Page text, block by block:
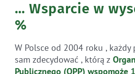
… Wsparcie w
%
W Polsce od 2004 roku ,
sam zdecydować , którą z
Publicznego (OPP) wspomoże